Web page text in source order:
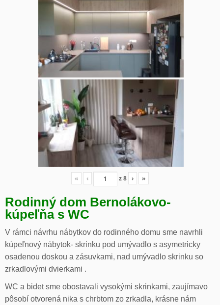
« ‹ z8 › »
Rodinný dom Bernolákovo-
kúpeľňa s WC
V rámci návrhu nábytkov do rodinného domu sme navrhli
kúpeľnový nábytok- skrinku pod umývadlo s asymetricky
osadenou doskou a zásuvkami, nad umývadlo skrinku so
zrkadlovými dvierkami .
WC a bidet sme obostavali vysokými skrinkami, zaujímavo
pôsobí otvorená nika s chrbtom zo zrkadla, krásne nám